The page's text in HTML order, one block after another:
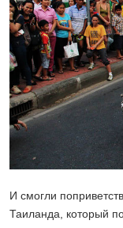
И смогли
Таиланда, который